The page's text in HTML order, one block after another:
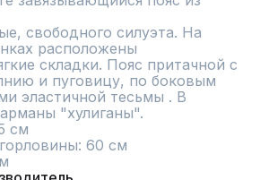
свободного силуэта. На
расположены
складки. Пояс притачной с
и пуговицу, по боковым
эластичной тесьмы . В
"хулиганы".
см
60 см